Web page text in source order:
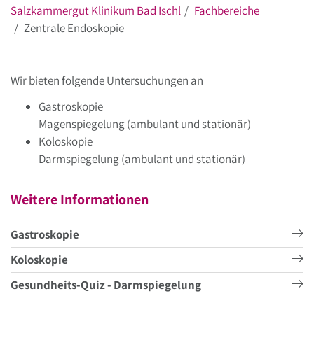
Salzkammergut Klinikum Bad Ischl
Fachbereiche
Zentrale Endoskopie
Wir bieten folgende Untersuchungen an
Gastroskopie
Magenspiegelung (ambulant und stationär)
Koloskopie
Darmspiegelung (ambulant und stationär)
Weitere Informationen
Gastroskopie
Koloskopie
Gesundheits-Quiz - Darmspiegelung